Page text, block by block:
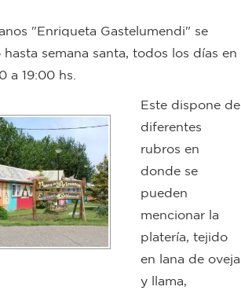
"Enriqueta Gastelumendi" se
semana santa, todos los días en
a 19:00 hs.
Este dispone de
diferentes
rubros en
donde se
pueden
mencionar la
platería, tejido
en lana de oveja
y llama,